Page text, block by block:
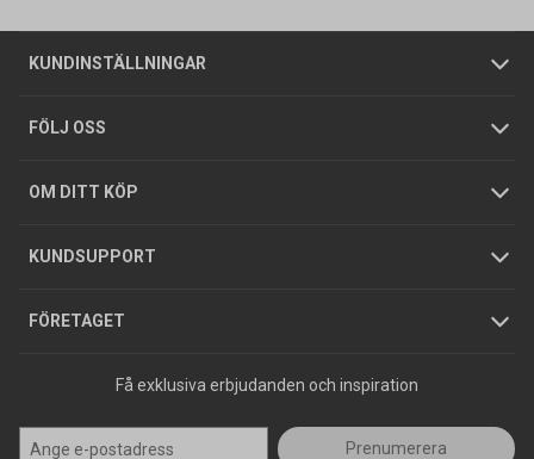
KUNDINSTÄLLNINGAR
Företagskund / Privatkund
FÖLJ OSS
OM DITT KÖP
Allmänna försäljningsvillkor
Integritetspolicy
GDPR
KUNDSUPPORT
Butiker
Foldrar och kataloger
Köpguider
Varumärken
FÖRETAGET
Om oss
Tjänster
Hållbarhet
Jobba hos oss
Press
Få exklusiva erbjudanden och inspiration
Prenumerera